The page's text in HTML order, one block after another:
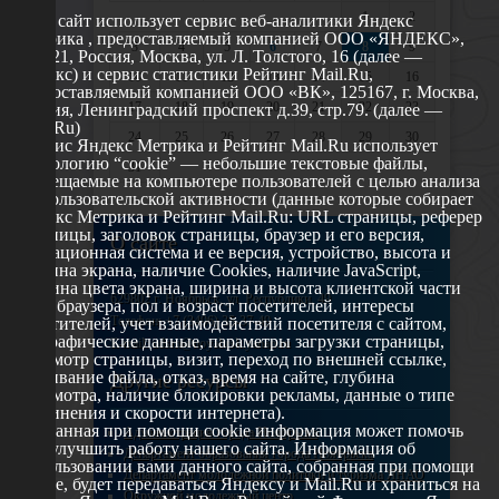
1
2
3
4 5 6 7 8
9
10
11 12 13 14 15
16
17
18 19 20 21 22
23
24
25 26 27 28 29
30
31
О сайте
629802 г. Ноябрьск, ул. Республики, 49
Телефон: +7 (3496) 35-37-49
E-mail: udsm@noyabrsk.yanao.ru
Другие ресурсы
Администрация города Ноябрьска
Департамент образования города Ноябрьска
Департамент молодежной политики и туризма ЯНАО
Окружной молодежный центр
Этот сайт использует сервис веб-аналитики Яндекс
Метрика , предоставляемый компанией ООО «ЯНДЕКС»,
119021, Россия, Москва, ул. Л. Толстого, 16 (далее —
Яндекс) и сервис статистики Рейтинг Mail.Ru,
предоставляемый компанией ООО «ВК», 125167, г. Москва,
Россия, Ленинградский проспект д.39, стр.79. (далее —
Mail.Ru)
Сервис Яндекс Метрика и Рейтинг Mail.Ru использует
технологию “cookie” — небольшие текстовые файлы,
размещаемые на компьютере пользователей с целью анализа
их пользовательской активности (данные которые собирает
Яндекс Метрика и Рейтинг Mail.Ru: URL страницы, реферер
страницы, заголовок страницы, браузер и его версия,
операционная система и ее версия, устройство, высота и
ширина экрана, наличие Cookies, наличие JavaScript,
глубина цвета экрана, ширина и высота клиентской части
окна браузера, пол и возраст посетителей, интересы
посетителей, учет взаимодействий посетителя с сайтом,
географические данные, параметры загрузки страницы,
просмотр страницы, визит, переход по внешней ссылке,
cкачивание файла, отказ, время на сайте, глубина
просмотра, наличие блокировки рекламы, данные о типе
соединения и скорости интернета).
Собранная при помощи cookie информация может помочь
нам улучшить работу нашего сайта. Информация об
использовании вами данного сайта, собранная при помощи
cookie, будет передаваться Яндексу и Mail.Ru и храниться на